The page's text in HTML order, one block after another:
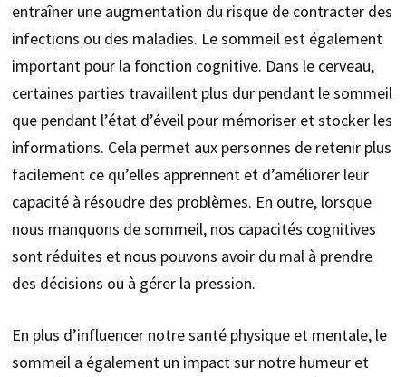
entraîner une augmentation du risque de contracter des
infections ou des maladies. Le sommeil est également
important pour la fonction cognitive. Dans le cerveau,
certaines parties travaillent plus dur pendant le sommeil
que pendant l’état d’éveil pour mémoriser et stocker les
informations. Cela permet aux personnes de retenir plus
facilement ce qu’elles apprennent et d’améliorer leur
capacité à résoudre des problèmes. En outre, lorsque
nous manquons de sommeil, nos capacités cognitives
sont réduites et nous pouvons avoir du mal à prendre
des décisions ou à gérer la pression.
En plus d’influencer notre santé physique et mentale, le
sommeil a également un impact sur notre humeur et